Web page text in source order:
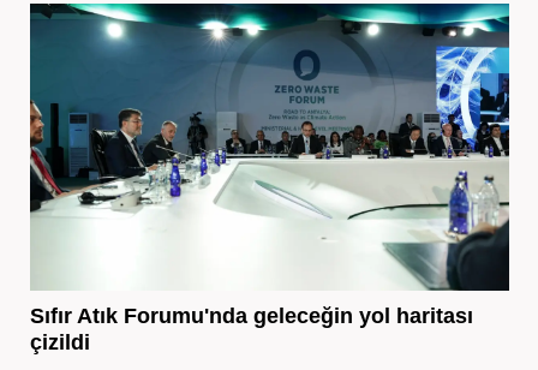
Sıfır Atık Forumu'nda geleceğin yol haritası
çizildi